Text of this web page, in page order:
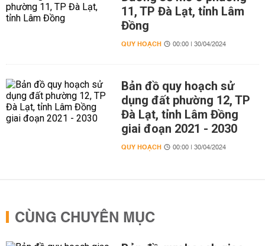
11, TP Đà Lạt, tỉnh Lâm
Đồng
QUY HOẠCH 00:00 | 30/04/2024
Bản đồ quy hoạch sử
dụng đất phường 12, TP
Đà Lạt, tỉnh Lâm Đồng
giai đoạn 2021 - 2030
QUY HOẠCH 00:00 | 30/04/2024
CÙNG CHUYÊN MỤC